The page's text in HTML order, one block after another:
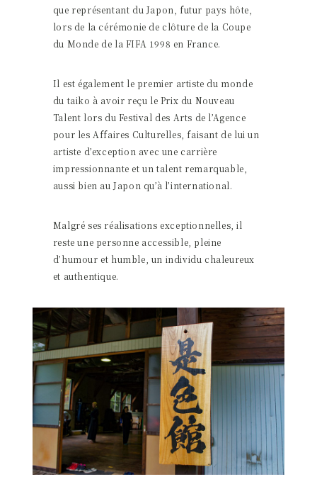
que représentant du Japon, futur pays hôte,
lors de la cérémonie de clôture de la Coupe
du Monde de la FIFA 1998 en France.
Il est également le premier artiste du monde
du taiko à avoir reçu le Prix du Nouveau
Talent lors du Festival des Arts de l’Agence
pour les Affaires Culturelles, faisant de lui un
artiste d’exception avec une carrière
impressionnante et un talent remarquable,
aussi bien au Japon qu’à l’international.
Malgré ses réalisations exceptionnelles, il
reste une personne accessible, pleine
d’humour et humble, un individu chaleureux
et authentique.